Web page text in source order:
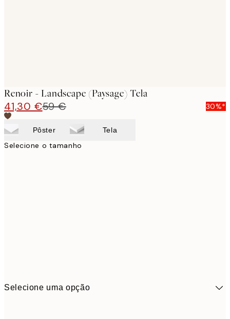
Renoir - Landscape (Paysage) Tela
41,30 €59 € 30%*
Pôster Tela
Selecione o tamanho
Selecione uma opção